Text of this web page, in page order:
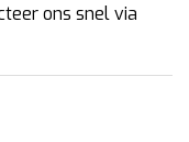
ons snel via